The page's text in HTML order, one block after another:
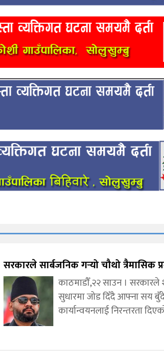
सरकारले सार्बजनिक गर्‍यो चौथो त्रैमासिक
काठमाडौँ,२२ साउन ।
सुधारमा जोड दिँदै आफ्ना सय
कार्यान्वयनलाई निरन्तरता